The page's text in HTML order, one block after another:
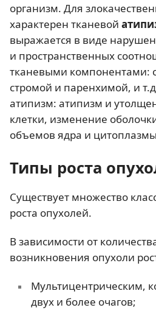
организм. Для
характерен тканевой
выражается в виде
и пространственных
тканевыми компонентами:
стромой и паренхимой, и
атипизм: атипизм и
клетки, изменение
объемов ядра и
Типы роста
Существует множество
роста опухолей.
В зависимости от
возникновения опухоли
Мультицентрическим,
двух и более очагов;